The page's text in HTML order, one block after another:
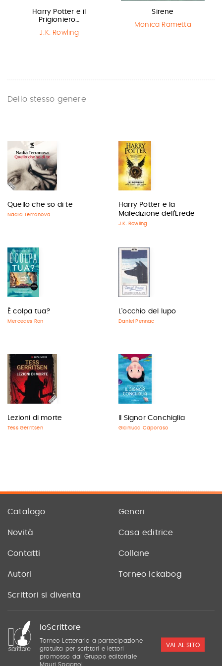
Harry Potter e il
Prigioniero…
J.K. Rowling
Sirene
Monica Rametta
Dello stesso genere
Quello che so di te
Nadia Terranova
Harry Potter e la
Maledizione dell’Erede
J.K. Rowling
È colpa tua?
Mercedes Ron
L'occhio del lupo
Daniel Pennac
Lezioni di morte
Tess Gerritsen
Il Signor Conchiglia
Gianluca Caporaso
Catalogo Generi
Novità Casa editrice
Contatti Collane
Autori Torneo Ickabog
Scrittori si diventa
IoScrittore
Torneo Letterario a partecipazione
gratuita per scrittori e lettori
promosso dal Gruppo editoriale
Mauri Spagnol
VAI AL SITO